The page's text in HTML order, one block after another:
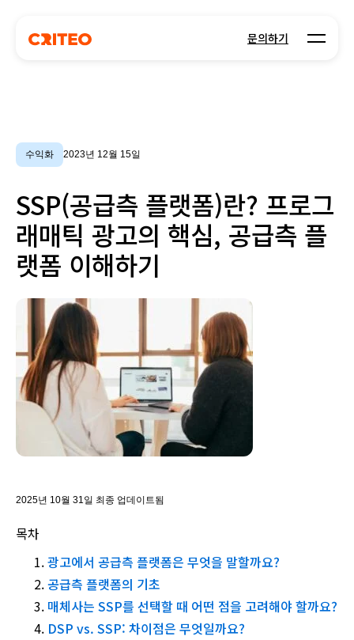
문의하기 Open
수익화 2023년 12월 15일
SSP(공급측 플랫폼)란? 프로그
래매틱 광고의 핵심, 공급측 플
랫폼 이해하기
2025년 10월 31일 최종 업데이트됨
목차
광고에서 공급측 플랫폼은 무엇을 말할까요?
공급측 플랫폼의 기초
매체사는 SSP를 선택할 때 어떤 점을 고려해야 할까요?
DSP vs. SSP: 차이점은 무엇일까요?